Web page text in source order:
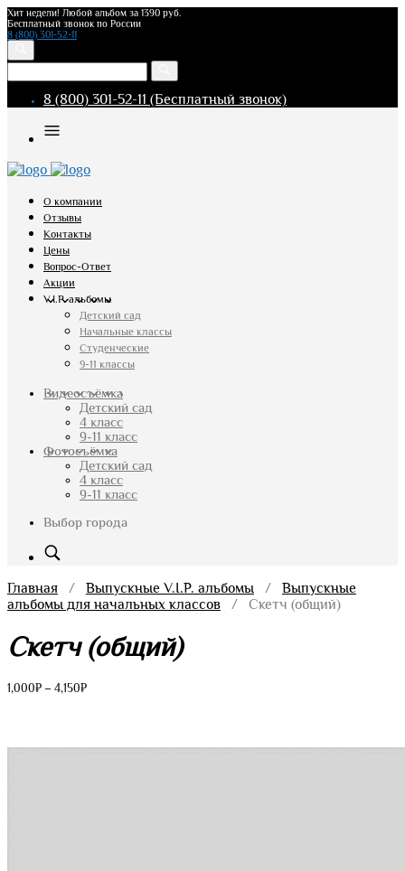
Хит недели! Любой альбом за 1390 руб.
Бесплатный звонок по России
8 (800) 301-52-11
8 (800) 301-52-11 (Бесплатный звонок)
О компании
Отзывы
Контакты
Цены
Вопрос-Ответ
Акции
V.I.P. альбомы
Детский сад
Начальные классы
Студенческие
9-11 классы
Видеосъёмка
Детский сад
4 класс
9-11 класс
Фотосъёмка
Детский сад
4 класс
9-11 класс
Выбор города
Главная / Выпускные V.I.P. альбомы / Выпускные
альбомы для начальных классов / Скетч (общий)
Скетч (общий)
1,000₽ – 4,150₽Диапазон